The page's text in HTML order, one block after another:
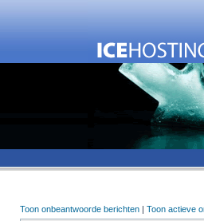
Toon onbeantwoorde berichten | Toon actieve